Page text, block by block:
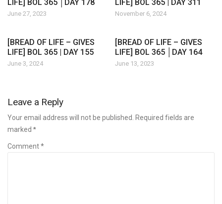
LIFE] BOL 365 │DAY 178
June 27, 2023
LIFE] BOL 365 | DAY 311
November 6, 2024
[BREAD OF LIFE – GIVES
LIFE] BOL 365 | DAY 155
June 3, 2024
[BREAD OF LIFE – GIVES
LIFE] BOL 365 │DAY 164
June 13, 2023
Leave a Reply
Your email address will not be published. Required fields are
marked *
Comment *